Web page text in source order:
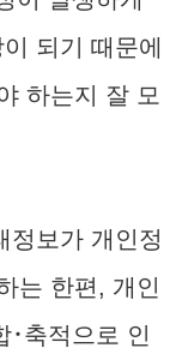
되기 때문에
하는지 잘 모
정보가 개인정
는 한편, 개인
･축적으로 인